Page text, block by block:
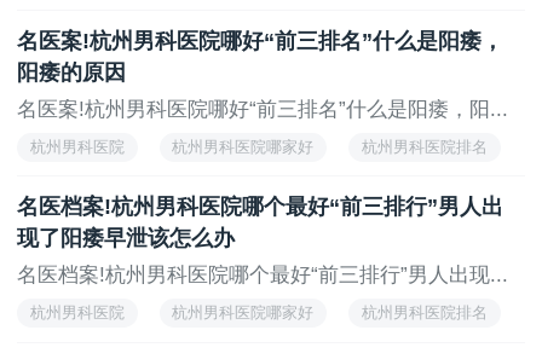
名医案!杭州男科医院哪好“前三排名”什么是阳痿，
阳痿的原因
名医案!杭州男科医院哪好“前三排名”什么是阳痿，阳...
杭州男科医院 杭州男科医院哪家好 杭州男科医院排名
名医档案!杭州男科医院哪个最好“前三排行”男人出
现了阳痿早泄该怎么办
名医档案!杭州男科医院哪个最好“前三排行”男人出现...
杭州男科医院 杭州男科医院哪家好 杭州男科医院排名